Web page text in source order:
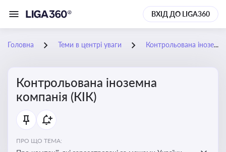
ВХІД ДО LIGA360
Головна Теми в центрі уваги Контрольована іноземна компанія (КІК)
Контрольована іноземна
компанія (КІК)
ПРО ЩО ТЕМА: